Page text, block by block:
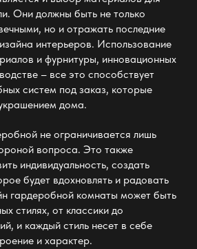
. Они должны быть не только
но и отражать последние
интерьеров. Использование
и фурнитуры, инновационных
– все это способствует
систем под заказ, которые
дома.
не ограничивается лишь
вопроса. Это также
индивидуальность, создать
будет вдохновлять и радовать
гардеробной комнаты может быть
стилях, от классики до
и каждый стиль несет в себе
и характер.